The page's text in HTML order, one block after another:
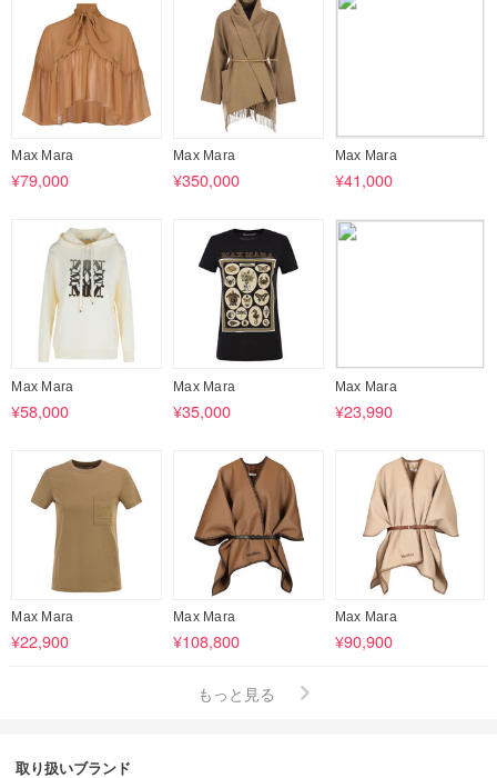
Max Mara
¥79,000
Max Mara
¥350,000
Max Mara
¥41,000
Max Mara
¥58,000
Max Mara
¥35,000
Max Mara
¥23,990
Max Mara
¥22,900
Max Mara
¥108,800
Max Mara
¥90,900
もっと見る
取り扱いブランド